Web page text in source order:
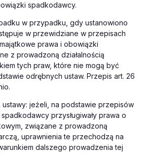
spadkodawcy.
w przypadku, gdy ustanowiono
w przewidziane w przepisach
prawa i obowiązki
z prowadzoną działalnością
tych praw, które nie mogą być
odrębnych ustaw. Przepis art. 26
ustawy: jeżeli, na podstawie przepisów
przysługiwały prawa o
związane z prowadzoną
uprawnienia te przechodzą na
dalszego prowadzenia tej